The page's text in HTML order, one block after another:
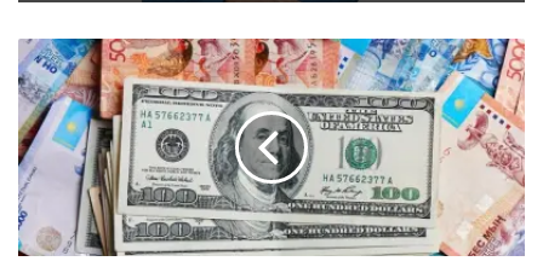
Utang
Luar
Negeri
Indonesia
per
Mei
2024
Sentuh
Rp6.588